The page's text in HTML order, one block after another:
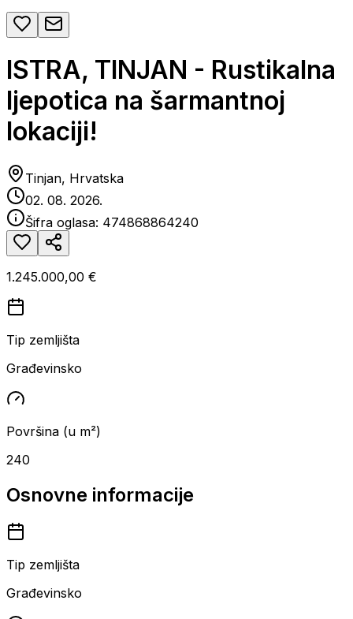
ISTRA, TINJAN - Rustikalna
ljepotica na šarmantnoj
lokaciji!
Tinjan, Hrvatska
02. 08. 2026.
Šifra oglasa: 474868864240
1.245.000,00 €
Tip zemljišta
Građevinsko
Površina (u m²)
240
Osnovne informacije
Tip zemljišta
Građevinsko